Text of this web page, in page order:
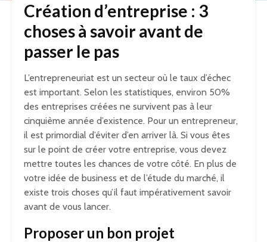
Création d’entreprise : 3
choses à savoir avant de
passer le pas
L’entrepreneuriat est un secteur où le taux d’échec
est important. Selon les statistiques, environ 50%
des entreprises créées ne survivent pas à leur
cinquième année d’existence. Pour un entrepreneur,
il est primordial d’éviter d’en arriver là. Si vous êtes
sur le point de créer votre entreprise, vous devez
mettre toutes les chances de votre côté. En plus de
votre idée de business et de l’étude du marché, il
existe trois choses qu’il faut impérativement savoir
avant de vous lancer.
Proposer un bon projet